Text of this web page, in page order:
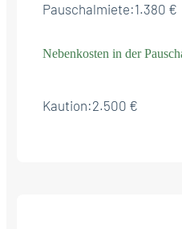
Pauschalmiete:1.380 €
Nebenkosten in der
Kaution:2.500 €